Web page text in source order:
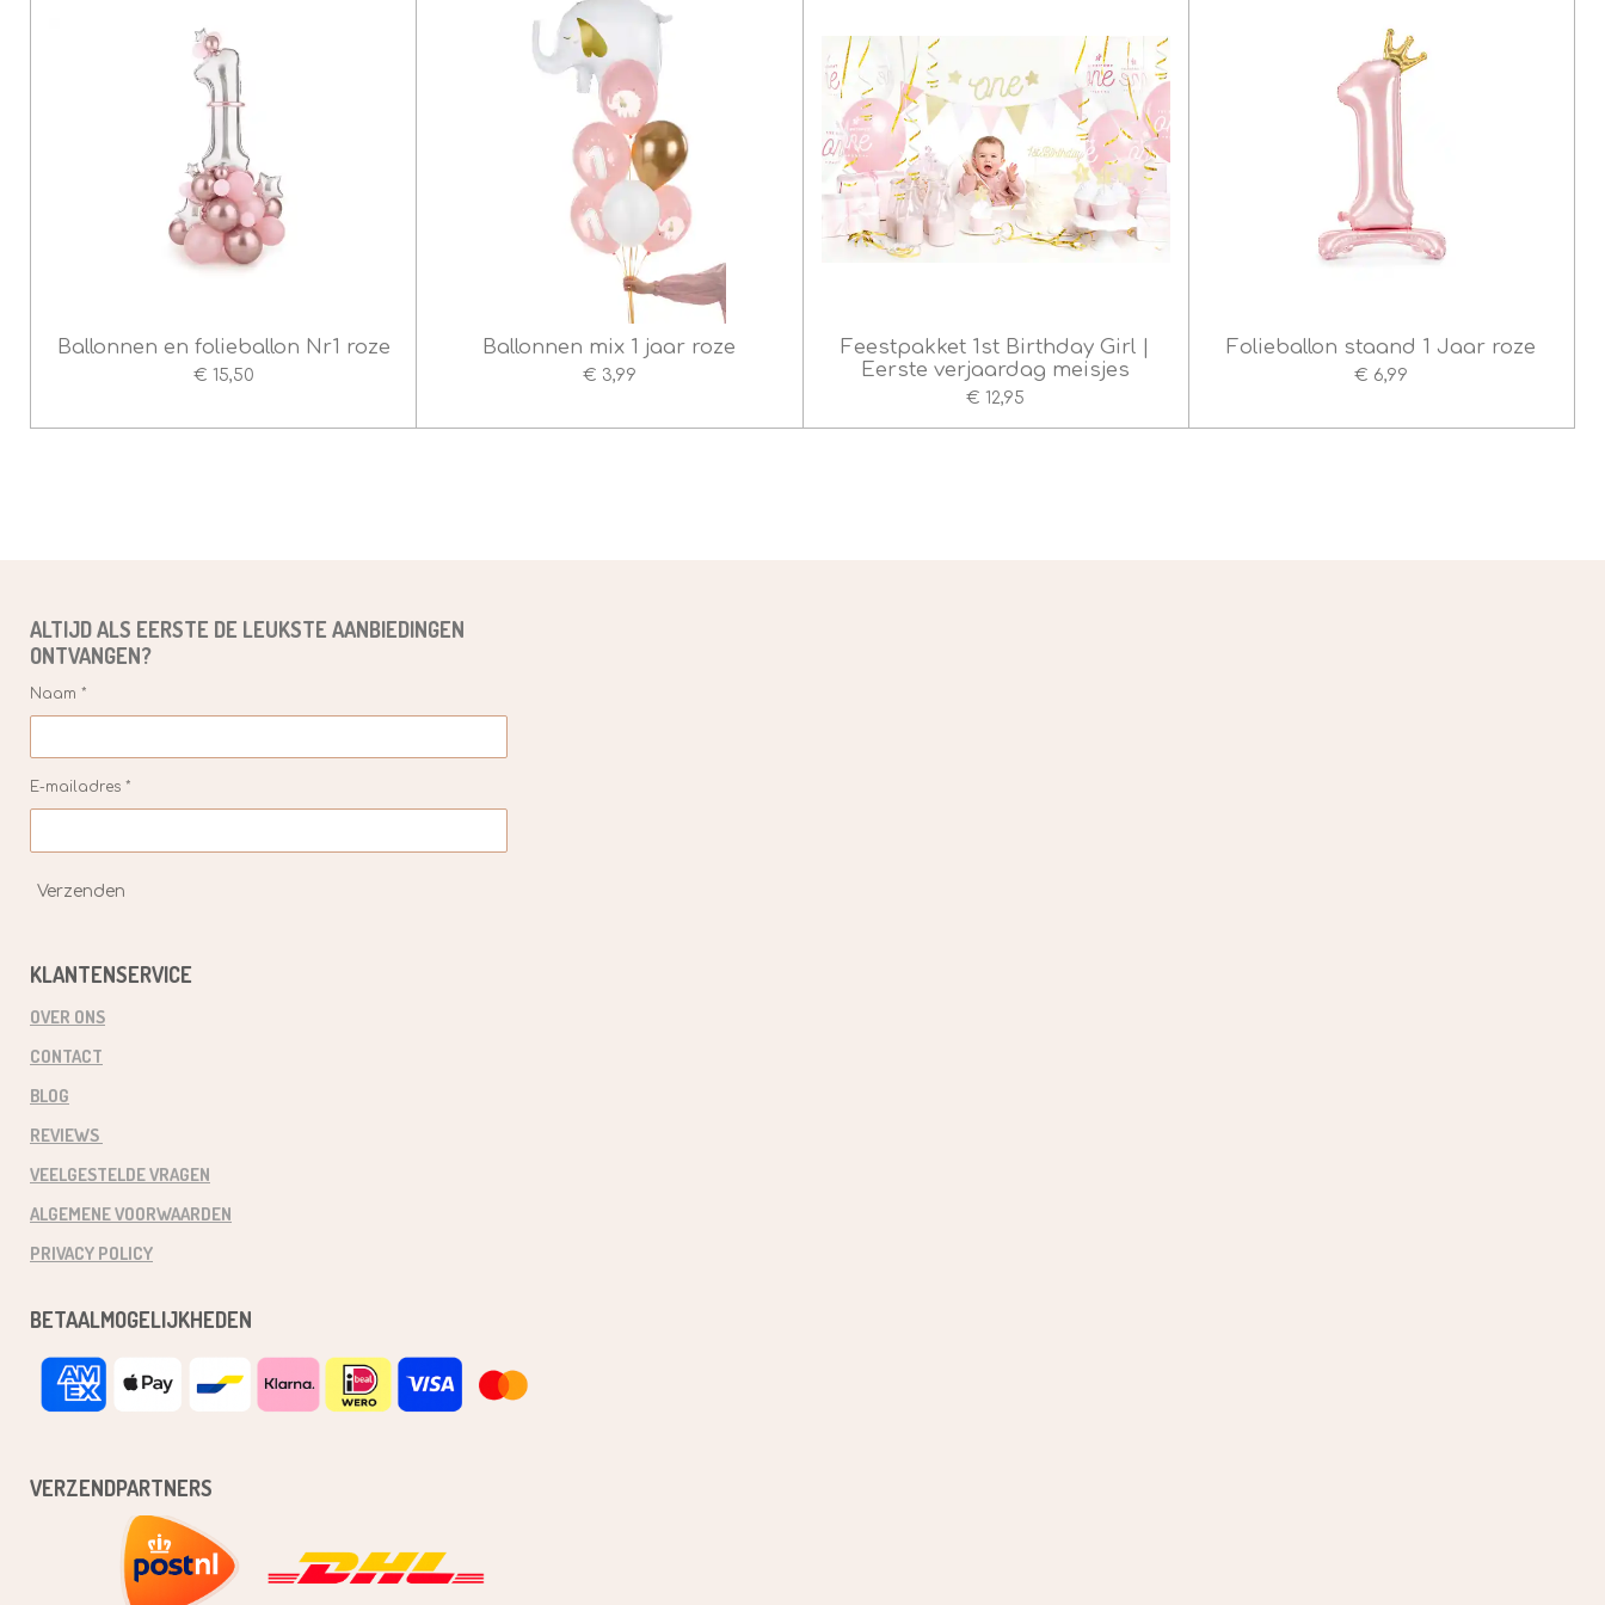
Ballonnen en folieballon Nr1 roze
€ 15,50
Ballonnen mix 1 jaar roze
€ 3,99
Feestpakket 1st Birthday Girl |
Eerste verjaardag meisjes
€ 12,95
Folieballon staand 1 Jaar roze
€ 6,99
ALTIJD ALS EERSTE DE LEUKSTE AANBIEDINGEN
ONTVANGEN?
Naam *
E-mailadres *
Verzenden
KLANTENSERVICE
OVER ONS
CONTACT
BLOG
REVIEWS
VEELGESTELDE VRAGEN
ALGEMENE VOORWAARDEN
PRIVACY POLICY
BETAALMOGELIJKHEDEN
VERZENDPARTNERS